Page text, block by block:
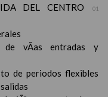
DEL CENTRO
01
de vÃ­as entradas y
de periodos flexibles